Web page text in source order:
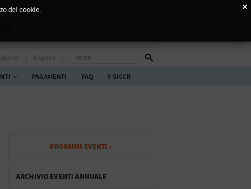
English
PAGAMENTI FAQ Y-SICCR
PROSSIMI EVENTI ›
ARCHIVIO EVENTI ANNUALE
×
dei cookie.